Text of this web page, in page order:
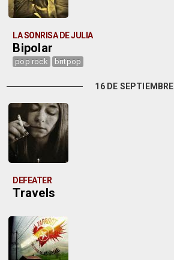
LA SONRISA DE JULIA
Bipolar
pop rock britpop
16 DE SEPTIEMBRE
DEFEATER
Travels